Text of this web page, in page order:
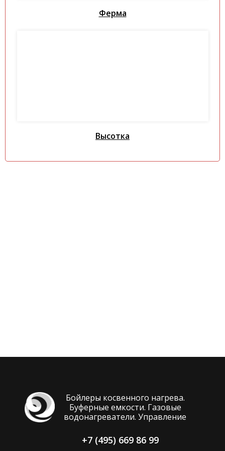
Ферма
Высотка
Бойлеры косвенного нагрева.
Буферные емкости. Газовые
водонагреватели. Управление
+7 (495) 669 86 99